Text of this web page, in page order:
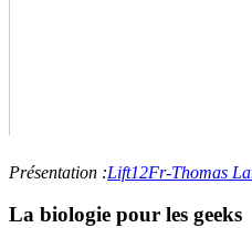
Présentation :Lift12Fr-Thomas
La biologie pour les geeks